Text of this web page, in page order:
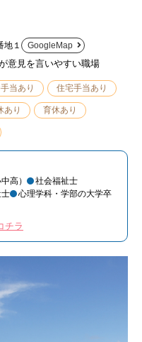
地１
GoogleMap
意見を言いやすい職場
当あり 住宅手当あり
あり 育休あり
高）
社会福祉士
心理学科・学部の大学卒
チラ